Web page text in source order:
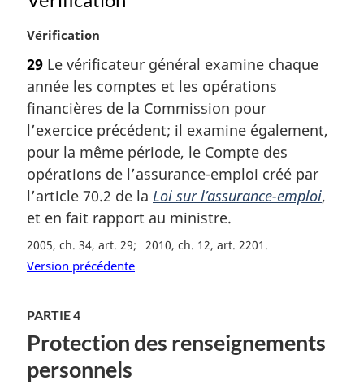
n
l
e
:
N
t
e
m
a
g
i
n
a
e
:
Vérification
29 Le vérificateur général examine chaque
année les comptes et les opérations
financières de la Commission pour
l’exercice précédent; il examine également,
pour la même période, le Compte des
opérations de l’assurance-emploi créé par
l’article 70.2 de la Loi sur l’assurance-emploi,
et en fait rapport au ministre.
2005, ch. 34, art. 29 2010, ch. 12, art. 2201
Version précédente
PARTIE 4
Protection des renseignements
personnels